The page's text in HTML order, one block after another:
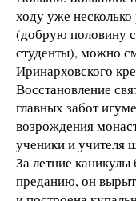
ходу уже
(добрую половину
студенты), можно
Иринарховского
Восстановление
главных забот
возрождения
ученики и учителя
За летние
преданию, он